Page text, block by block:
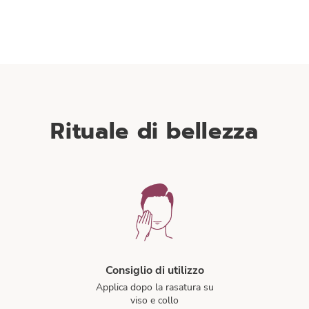
Rituale di bellezza
Consiglio di utilizzo
Applica dopo la rasatura su
viso e collo